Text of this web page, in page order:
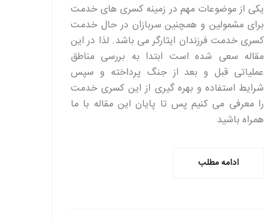
یکی از موضوعات مهم در زمینه کسری های خدمت
برای مشمولین و همچنین سربازان در حال خدمت
کسری خدمت فرزندان ایثارگر می باشد. لذا در این
مقاله سعی شده است ابتدا به بررسی مناطق
عملیاتی قبل و بعد از جنگ پرداخته و سپس
شرایط استفاده و بهره گیری از این کسری خدمت
را معرفی می کنیم پس تا پایان این مقاله با ما
همراه باشید
ادامه مطلب